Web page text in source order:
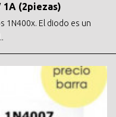
1A (2piezas)
1N400x. El diodo es un